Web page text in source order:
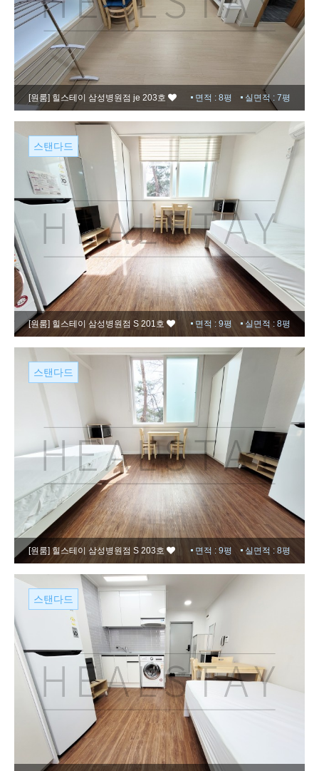
[원룸] 힐스테이 삼성병원점 je 203호 면적 : 8평 실면적 : 7평
스탠다드
[원룸] 힐스테이 삼성병원점 S 201호 면적 : 9평 실면적 : 8평
스탠다드
[원룸] 힐스테이 삼성병원점 S 203호 면적 : 9평 실면적 : 8평
스탠다드